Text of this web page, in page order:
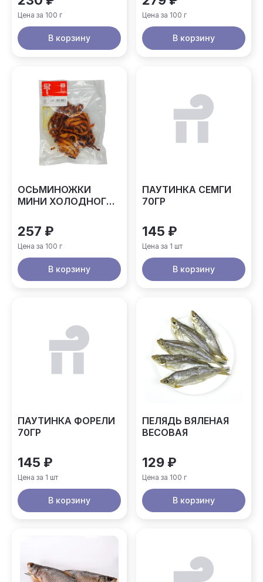
Цена за 100 г
В корзину
Цена за 100 г
В корзину
ОСЬМИНОЖКИ
МИНИ ХОЛОДНОГО
257 ₽
Цена за 100 г
В корзину
ПАУТИНКА СЕМГИ
70ГР
145 ₽
Цена за 1 шт
В корзину
ПАУТИНКА ФОРЕЛИ
70ГР
145 ₽
Цена за 1 шт
В корзину
ПЕЛЯДЬ ВЯЛЕНАЯ
ВЕСОВАЯ
129 ₽
Цена за 100 г
В корзину